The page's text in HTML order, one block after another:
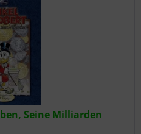
Seine Milliarden